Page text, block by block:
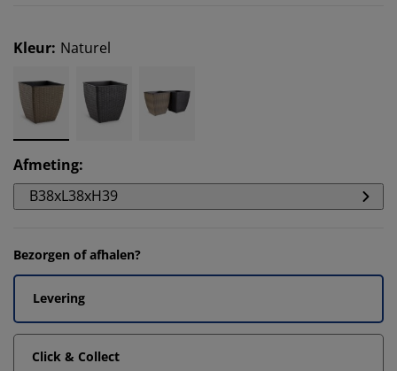
Kleur: Naturel
Afmeting:
B38xL38xH39
Bezorgen of afhalen?
Levering
Click & Collect